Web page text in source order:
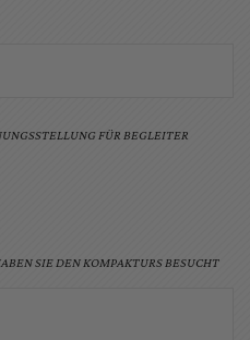
FÜR BEGLEITER
SIE DEN KOMPAKTURS BESUCHT